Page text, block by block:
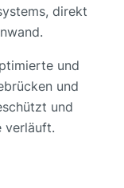
direkt
und
und
und
verläuft.